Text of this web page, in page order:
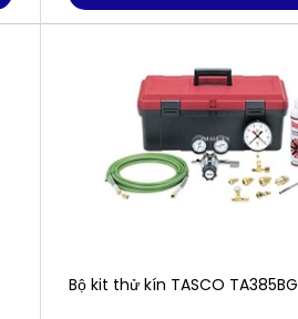
Bộ kit thử kín TASCO TA385BG